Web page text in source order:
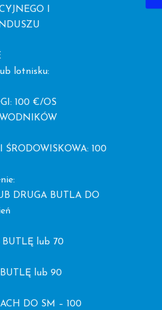
I
lotnisku:
100 €/OS
ŚRODOWISKOWA: 100
DRUGA BUTLA DO
BUTLĘ lub 70
lub 90
DO SM – 100